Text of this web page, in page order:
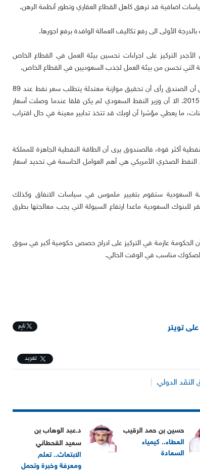
اضافية قد ترهق كاهل القطاع العقاري وتطور أنظمة الرهن.
الأولى الى رفع تكاليف العمالة الوافدة برفع اجورها.
التركيز على اجراءات تحسين بيئة العمل في القطاع الخاص
التي تحسن من بيئة العمل لجذب السعوديين في القطاع الخاص.
ومن المؤشرات التي قد تكون مفاجأة للبعض أن الصندق رأى أن تحقيق موازنة معتدلة يتطلب سعر نفط عند 89
دولارا للبرميل، والا فإننا قد نشهد عجزا في 2015. الا أن وزير النفط السعودي لم يكن قلقا عندما وصلت أسعار
ما يعطي مؤشرا أن اوبك قد تتخذ تدابير معينة في حال اقتراب
أكثر قوة، فالصندوق يرى أن الطاقة النفطية الجاهزة للمملكة
النفط الصخري الأمريكي هي أهم العوامل الحاسمة في تحديد اسعار
السعودية ستقوم بتغيير ملموس في سياسات الانفاق وكذلك
للبنوك السعودية ماعدا ارتفاع السيولة التي يجب معالجتها بطرق
الحكومة عازمة في التركيز على ادراج حصص حكومية أكبر في سوق
مناسب في الوقت الحالي.
تويتر تابِع
تغريد
النقد الدولي
حسين بن حمد الرقيب
العطاء.. كيمياء
السعادة
د.عبد الوهاب بن
سعيد القحطاني
الابتعاث.. تعلم
ومعرفة وخبرة وتحمل